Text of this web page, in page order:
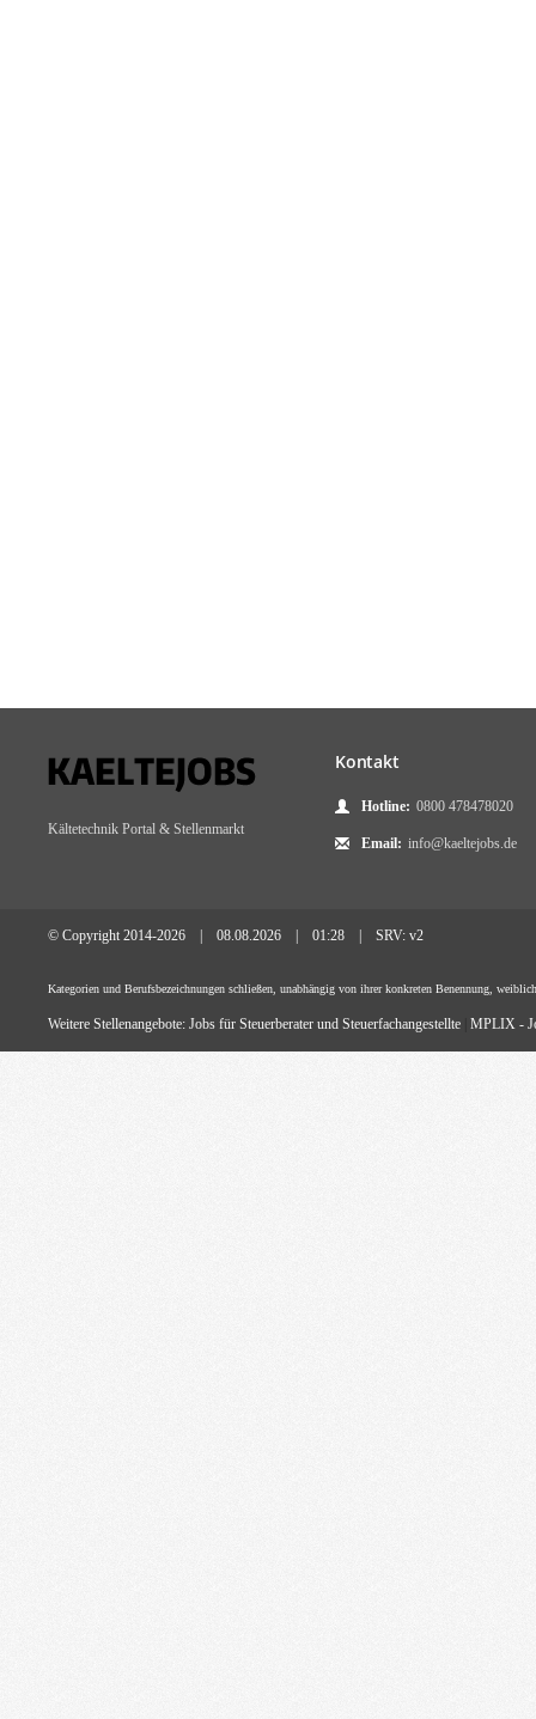
Kältetechnik Portal & Stellenmarkt
Kontakt
Hotline: 0800 478478020
Email: info@kaeltejobs.de
© Copyright 2014-2026 | 08.08.2026 | 01:28 | SRV: v2
Kategorien und Berufsbezeichnungen schließen, unabhängig von ihrer konkreten Benennung,
Weitere Stellenangebote: Jobs für Steuerberater und Steuerfachangestellte MPLIX -